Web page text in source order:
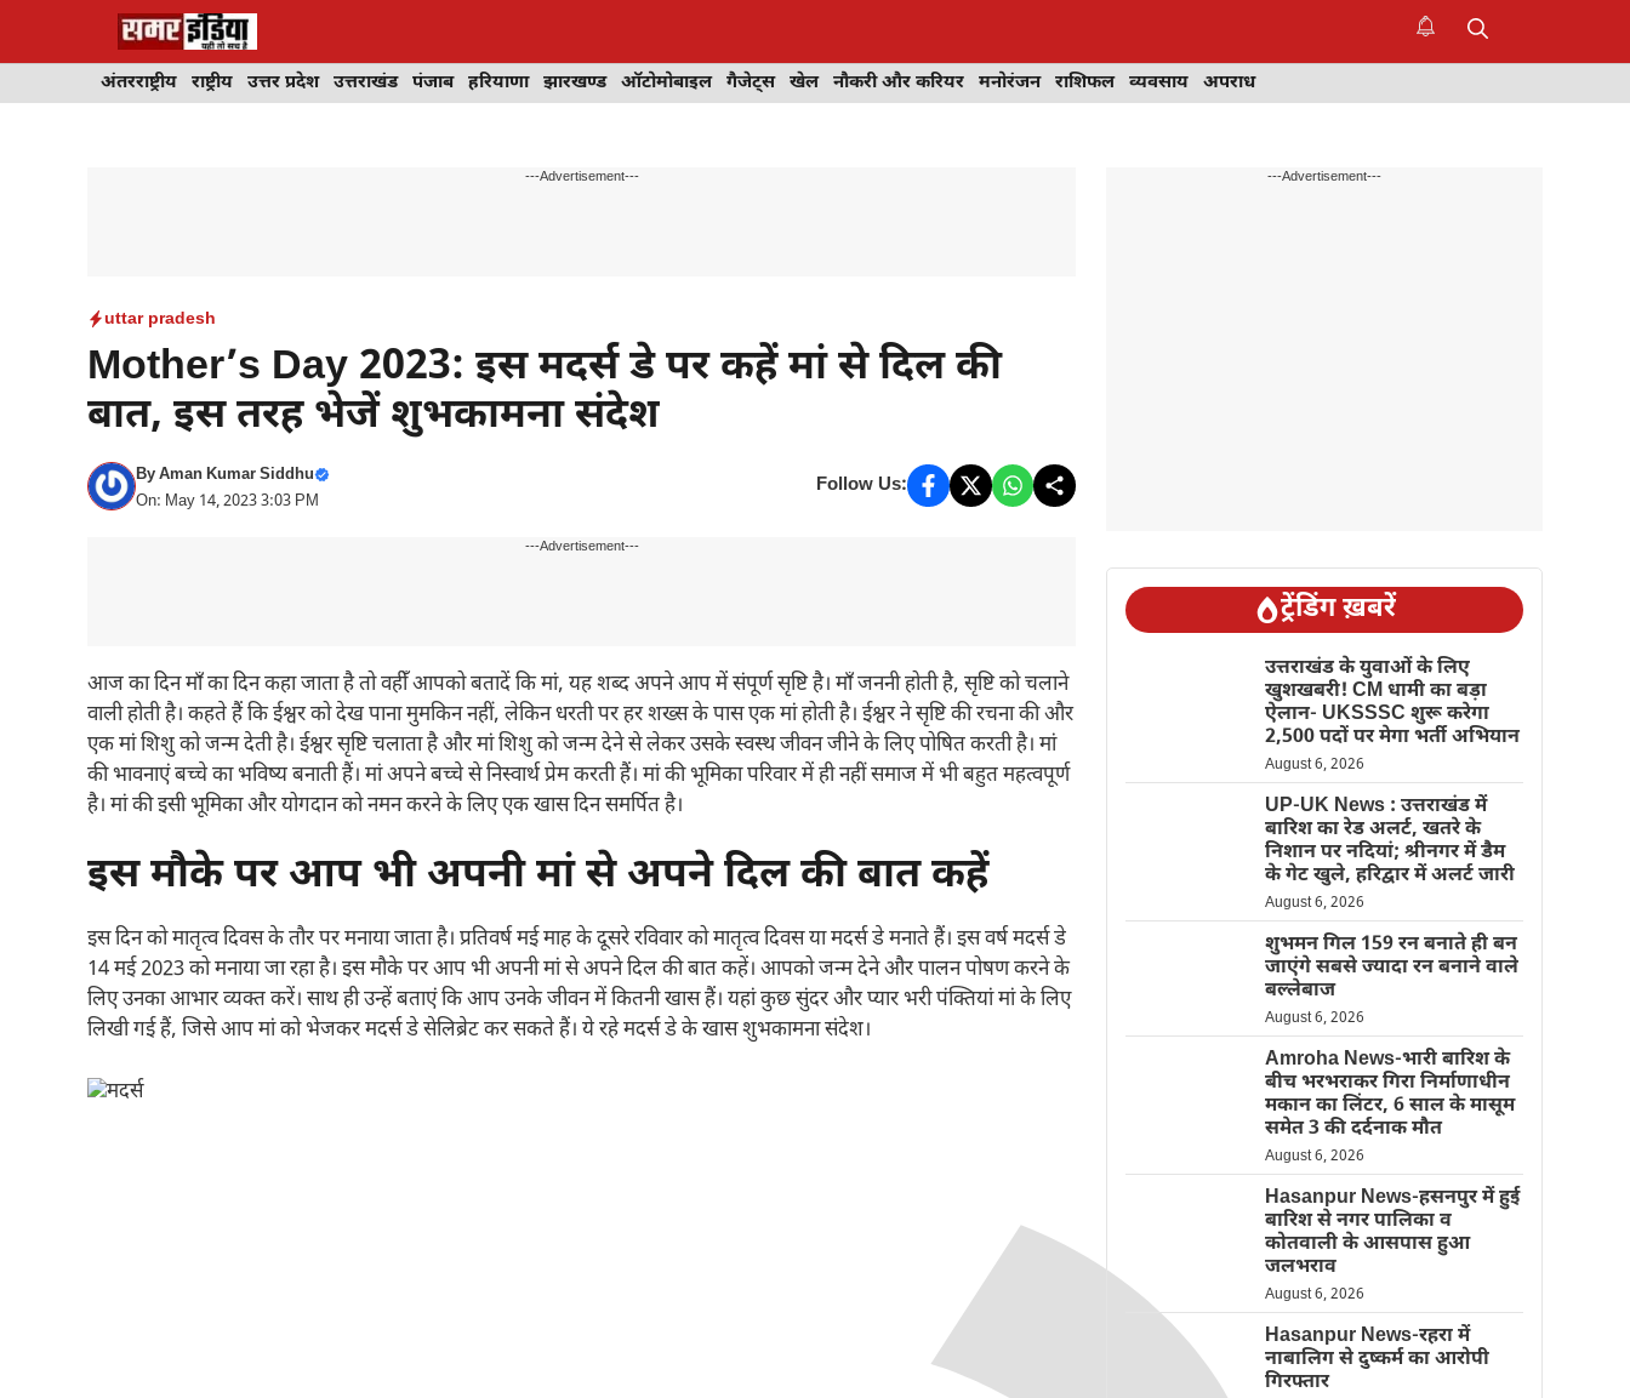
अंतरराष्ट्रीय राष्ट्रीय उत्तर प्रदेश उत्तराखंड पंजाब हरियाणा झारखण्ड ऑटोमोबाइल गैजेट्स खेल नौकरी और करियर मनोरंजन राशिफल व्यवसाय अपराध
---Advertisement---
uttar pradesh
Mother’s Day 2023: इस मदर्स डे पर कहें मां से दिल की
बात, इस तरह भेजें शुभकामना संदेश
ByAman Kumar Siddhu
On: May 14, 2023 3:03 PM
Follow Us:
---Advertisement---
आज का दिन माँ का दिन कहा जाता है तो वहीँ आपको बतादें कि मां, यह शब्द अपने आप में संपूर्ण सृष्टि है। माँ जननी होती है, सृष्टि को चलाने
वाली होती है। कहते हैं कि ईश्वर को देख पाना मुमकिन नहीं, लेकिन धरती पर हर शख्स के पास एक मां होती है। ईश्वर ने सृष्टि की रचना की और
एक मां शिशु को जन्म देती है। ईश्वर सृष्टि चलाता है और मां शिशु को जन्म देने से लेकर उसके स्वस्थ जीवन जीने के लिए पोषित करती है। मां
की भावनाएं बच्चे का भविष्य बनाती हैं। मां अपने बच्चे से निस्वार्थ प्रेम करती हैं। मां की भूमिका परिवार में ही नहीं समाज में भी बहुत महत्वपूर्ण
है। मां की इसी भूमिका और योगदान को नमन करने के लिए एक खास दिन समर्पित है।
इस मौके पर आप भी अपनी मां से अपने दिल की बात कहें
इस दिन को मातृत्व दिवस के तौर पर मनाया जाता है। प्रतिवर्ष मई माह के दूसरे रविवार को मातृत्व दिवस या मदर्स डे मनाते हैं। इस वर्ष मदर्स डे
14 मई 2023 को मनाया जा रहा है। इस मौके पर आप भी अपनी मां से अपने दिल की बात कहें। आपको जन्म देने और पालन पोषण करने के
लिए उनका आभार व्यक्त करें। साथ ही उन्हें बताएं कि आप उनके जीवन में कितनी खास हैं। यहां कुछ सुंदर और प्यार भरी पंक्तियां मां के लिए
लिखी गई हैं, जिसे आप मां को भेजकर मदर्स डे सेलिब्रेट कर सकते हैं। ये रहे मदर्स डे के खास शुभकामना संदेश।
---Advertisement---
ट्रेंडिंग ख़बरें
उत्तराखंड के युवाओं के लिए
खुशखबरी! CM धामी का बड़ा
ऐलान- UKSSSC शुरू करेगा
2,500 पदों पर मेगा भर्ती अभियान
August 6, 2026
UP-UK News : उत्तराखंड में
बारिश का रेड अलर्ट, खतरे के
निशान पर नदियां; श्रीनगर में डैम
के गेट खुले, हरिद्वार में अलर्ट जारी
August 6, 2026
शुभमन गिल 159 रन बनाते ही बन
जाएंगे सबसे ज्यादा रन बनाने वाले
बल्लेबाज
August 6, 2026
Amroha News-भारी बारिश के
बीच भरभराकर गिरा निर्माणाधीन
मकान का लिंटर, 6 साल के मासूम
समेत 3 की दर्दनाक मौत
August 6, 2026
Hasanpur News-हसनपुर में हुई
बारिश से नगर पालिका व
कोतवाली के आसपास हुआ
जलभराव
August 6, 2026
Hasanpur News-रहरा में
नाबालिग से दुष्कर्म का आरोपी
गिरफ्तार